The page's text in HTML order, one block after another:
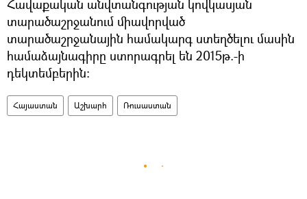
Հավաքական անվտանգության կովկասյան
տարածաշրջանում միավորված
տարածաշրջանային համակարգ ստեղծելու մասին
համաձայնագիրը ստորագրել են 2015թ.-ի
դեկտեմբերին։
Հայաստան Աշխարհ Ռուսաստան